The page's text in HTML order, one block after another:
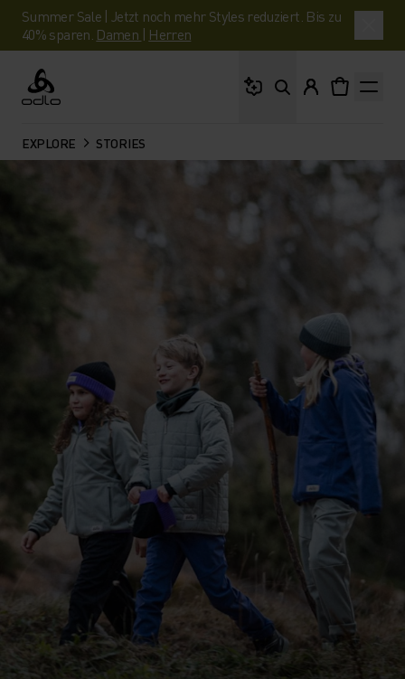
Summer Sale | Jetzt noch mehr Styles reduziert. Bis zu
40% sparen. Damen | Herren
Odlo
EXPLORE STORIES